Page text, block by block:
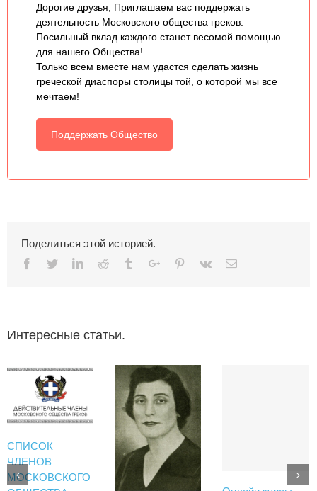
Дорогие друзья, Приглашаем вас поддержать
деятельность Московского общества греков.
Посильный вклад каждого станет весомой помощью
для нашего Общества!
Только всем вместе нам удастся сделать жизнь
греческой диаспоры столицы той, о которой мы все
мечтаем!
Поддержать Общество
Поделиться этой историей.
Facebook
TwitterLinkedinReddit TumblrGoogle+Pinterest
Vk Email
Интересные статьи.
СПИСОК
ЧЛЕНОВ
МОСКОВСКОГО